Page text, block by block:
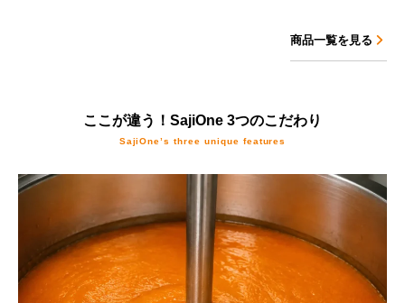
Product Comparison商品一覧を見る
ここが違う！SajiOne 3つのこだわり